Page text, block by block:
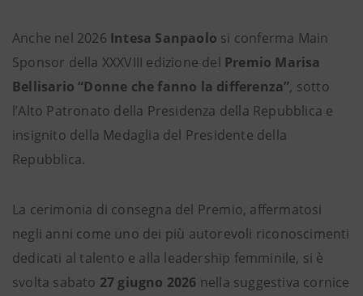
Anche nel 2026 Intesa Sanpaolo si conferma Main
Sponsor della XXXVIII edizione del Premio Marisa
Bellisario “Donne che fanno la differenza”, sotto
l’Alto Patronato della Presidenza della Repubblica e
insignito della Medaglia del Presidente della
Repubblica.
La cerimonia di consegna del Premio, affermatosi
negli anni come uno dei più autorevoli riconoscimenti
dedicati al talento e alla leadership femminile, si è
svolta sabato 27 giugno 2026 nella suggestiva cornice